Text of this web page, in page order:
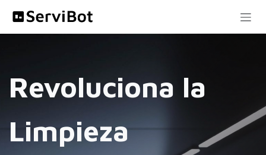
Revoluciona la
Limpieza